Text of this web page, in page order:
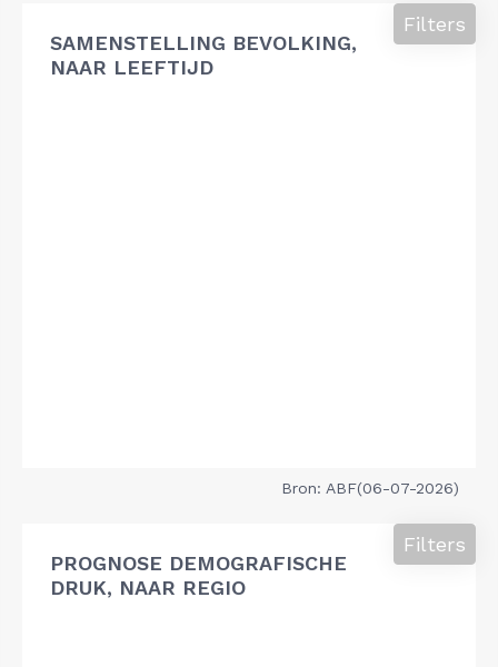
SAMENSTELLING BEVOLKING,
NAAR LEEFTIJD
Filters
Bron: ABF(06-07-2026)
PROGNOSE DEMOGRAFISCHE
DRUK, NAAR REGIO
Filters